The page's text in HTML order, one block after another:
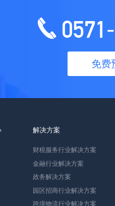
免费
解决方案
财税服务行业解决方案
金融行业解决方案
政务解决方案
园区招商行业解决方案
跨境物流行业解决方案